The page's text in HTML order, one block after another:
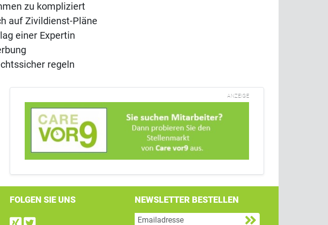
zu kompliziert
auf Zivildienst-Pläne
einer Expertin
regeln
ANZEIGE
FOLGEN SIE UNS NEWSLETTER BESTELLEN